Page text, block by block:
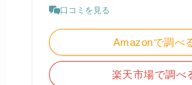
口コミを見る
Amazonで調べ
楽天市場で調べ